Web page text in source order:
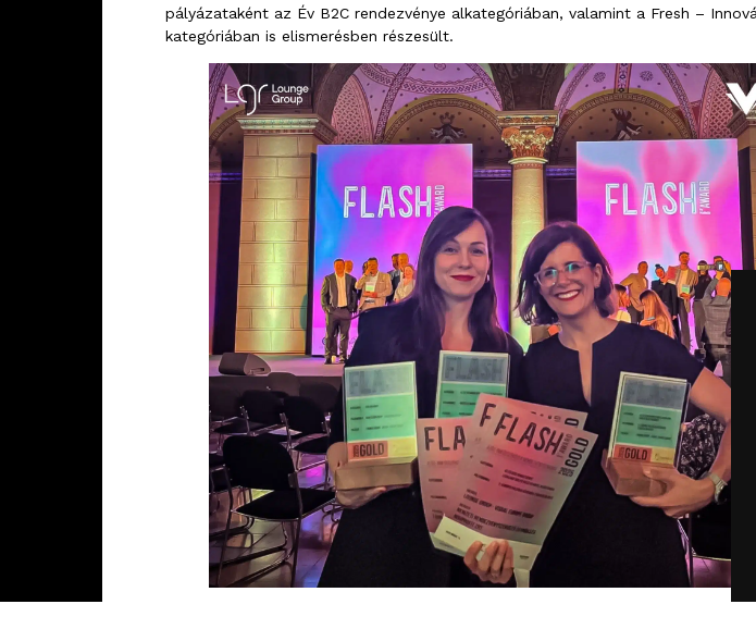
pályázataként az Év B2C rendezvénye alkategóriában, valamint a Fresh –
kategóriában is elismerésben részesült.